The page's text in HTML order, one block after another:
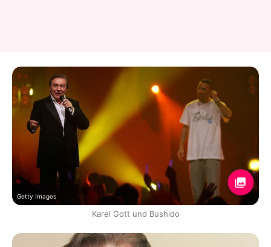
Getty Images
Karel Gott und Bushido